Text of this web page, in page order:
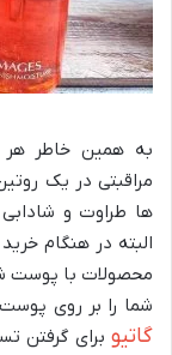
به همین خاطر هر
مراقبتی در یک
ها طراوت و
البته در هنگام
محصولات با پوست
شما را بر روی پوست
گاتیو برای گرفتن